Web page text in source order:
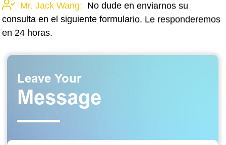
Mr. Jack Wang: No dude en enviarnos su
consulta en el siguiente formulario. Le responderemos
en 24 horas.